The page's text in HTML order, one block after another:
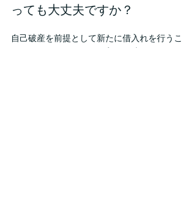
っても大丈夫ですか？
自己破産を前提として新たに借入れを行うこ